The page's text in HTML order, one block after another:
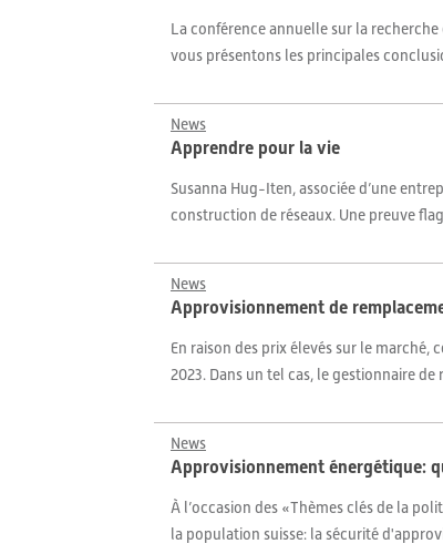
La conférence annuelle sur la
vous présentons les principales
News
Apprendre pour la vie
Susanna Hug-Iten, associée d’une
construction de réseaux. Une preuve
News
Approvisionnement de
En raison des prix élevés sur le
2023. Dans un tel cas, le gestionnaire
News
Approvisionnement énergétique:
À l’occasion des «Thèmes clés de la
la population suisse: la sécurité